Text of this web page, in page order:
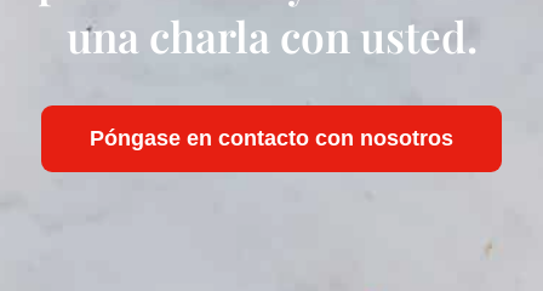
una charla con usted.
Póngase en contacto con nosotros